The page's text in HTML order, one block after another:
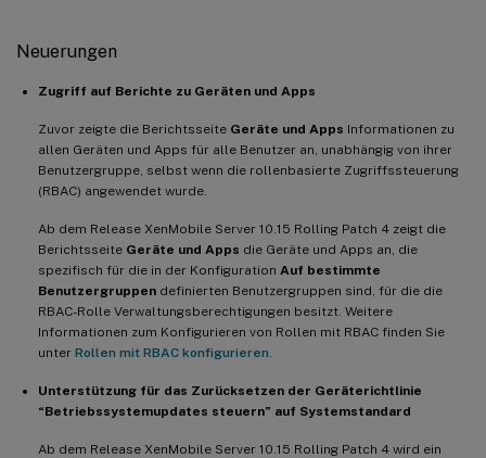
Neuerungen
Zugriff auf Berichte zu Geräten und Apps
Zuvor zeigte die Berichtsseite Geräte und Apps Informationen zu
allen Geräten und Apps für alle Benutzer an, unabhängig von ihrer
Benutzergruppe, selbst wenn die rollenbasierte Zugriffssteuerung
(RBAC) angewendet wurde.
Ab dem Release XenMobile Server 10.15 Rolling Patch 4 zeigt die
Berichtsseite Geräte und Apps die Geräte und Apps an, die
spezifisch für die in der Konfiguration Auf bestimmte
Benutzergruppen definierten Benutzergruppen sind, für die die
RBAC-Rolle Verwaltungsberechtigungen besitzt. Weitere
Informationen zum Konfigurieren von Rollen mit RBAC finden Sie
unter Rollen mit RBAC konfigurieren
Unterstützung für das Zurücksetzen der Geräterichtlinie
“Betriebssystemupdates steuern” auf Systemstandard
Ab dem Release XenMobile Server 10.15 Rolling Patch 4 wird ein